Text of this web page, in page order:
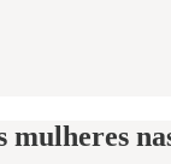
mulheres